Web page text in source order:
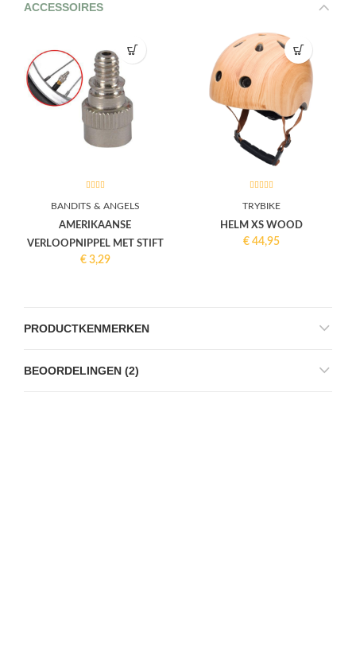
ACCESSOIRES
BANDITS & ANGELS
AMERIKAANSE
VERLOOPNIPPEL MET STIFT
€ 3,29
TRYBIKE
HELM XS WOOD
€ 44,95
PRODUCTKENMERKEN
BEOORDELINGEN (2)